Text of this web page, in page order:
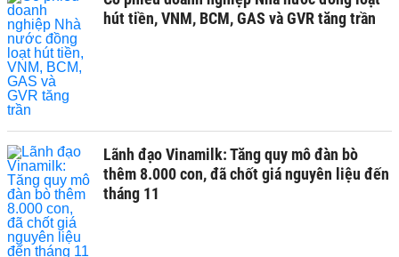
hút tiền, VNM, BCM, GAS và GVR tăng trần
Lãnh đạo Vinamilk: Tăng quy mô đàn bò
thêm 8.000 con, đã chốt giá nguyên liệu đến
tháng 11